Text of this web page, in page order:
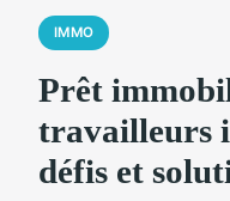
IMMO
Prêt
travailleurs
défis et